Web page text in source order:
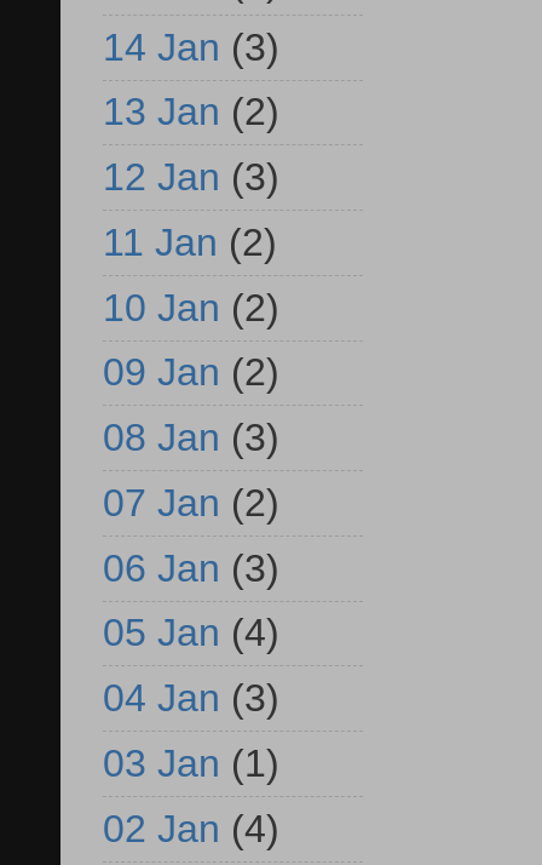
14 Jan (3)
13 Jan (2)
12 Jan (3)
11 Jan (2)
10 Jan (2)
09 Jan (2)
08 Jan (3)
07 Jan (2)
06 Jan (3)
05 Jan (4)
04 Jan (3)
03 Jan (1)
02 Jan (4)